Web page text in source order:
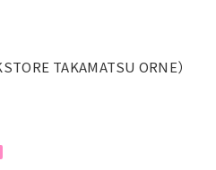
TAKAMATSU ORNE）